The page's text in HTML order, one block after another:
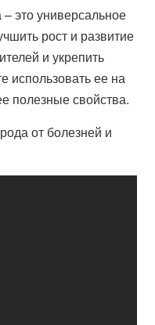
это универсальное
рост и развитие
и укрепить
использовать ее на
полезные свойства.
от болезней и